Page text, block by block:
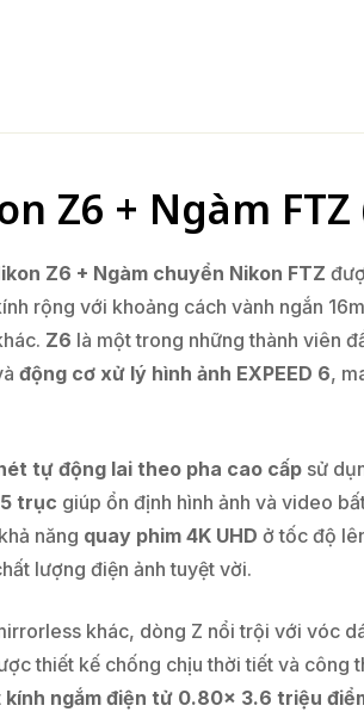
Z6 + Ngàm
Z6 + Ngàm chuyển Nikon FTZ
rộng với khoảng cách vành ngắn
Z6 là một trong những thành viên
động cơ xử lý hình ảnh EXPEED 6,
tự động lai theo pha cao cấp sử
trục giúp ổn định hình ảnh và video
năng quay phim 4K UHD ở tốc độ
lượng điện ảnh tuyệt vời.
khác, dòng Z nổi trội với vóc
thiết kế chống chịu thời tiết và
kính ngắm điện tử 0.80x 3.6 triệu